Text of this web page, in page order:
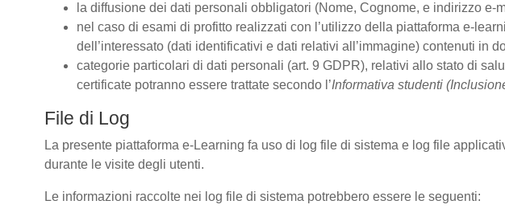
la diffusione dei dati personali obbligatori (Nome, Cognome, e indirizzo
nel caso di esami di profitto realizzati con l’utilizzo della piattaforma e-
dell’interessato (dati identificativi e dati relativi all’immagine) contenuti in
categorie particolari di dati personali (art. 9 GDPR), relativi allo stato di
certificate potranno essere trattate secondo l’Informativa studenti
File di Log
La presente piattaforma e-Learning fa uso di log file di sistema e log file
durante le visite degli utenti.
Le informazioni raccolte nei log file di sistema potrebbero essere le seguenti: